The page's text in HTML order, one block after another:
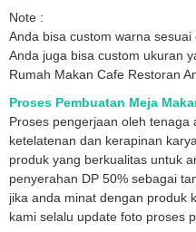
Note :
Anda bisa custom warna sesuai
Anda juga bisa custom ukuran
Rumah Makan Cafe Restoran
Proses Pembuatan Meja
Proses pengerjaan oleh tenaga
ketelatenan dan kerapinan
produk yang berkualitas untuk
penyerahan DP 50% sebagai
jika anda minat dengan produk
kami selalu update foto proses